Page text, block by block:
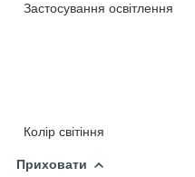
Застосування освітлення
Колір світіння
Приховати